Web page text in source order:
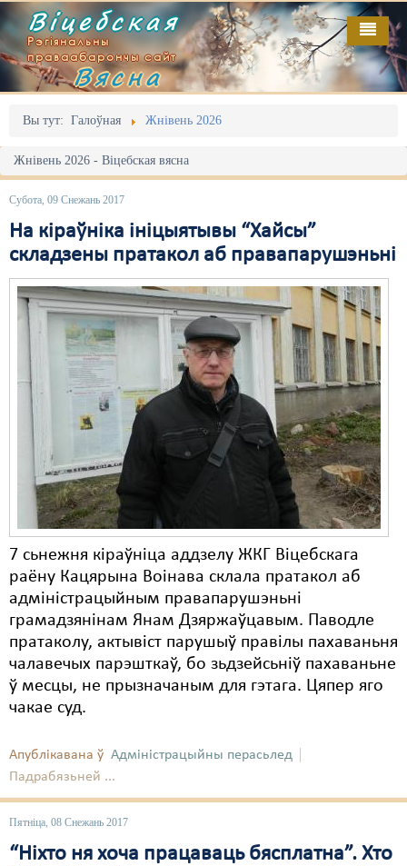
Віцебская
Рэгіянальны
праваабарончы сайт
Вясна
Вы тут: Галоўная Жнівень 2026
Жнівень 2026 - Віцебская вясна
Субота, 09 Снежань 2017
На кіраўніка ініцыятывы “Хайсы”
складзены пратакол аб правапарушэньні
7 сьнежня кіраўніца аддзелу ЖКГ Віцебскага
раёну Кацярына Воінава склала пратакол аб
адміністрацыйным правапарушэньні
грамадзянінам Янам Дзяржаўцавым. Паводле
пратаколу, актывіст парушыў правілы пахаваньня
чалавечых парэшткаў, бо зьдзейсьніў пахаваньне
ў месцы, не прызначаным для гэтага. Цяпер яго
чакае суд.
Апублікавана ў Адміністрацыйны перасьлед
Падрабязьней ...
Пятніца, 08 Снежань 2017
“Ніхто ня хоча працаваць бясплатна”. Хто
Галоўная
Адміністрацыйны перасьлед
Акцыі
Выбары
Грамадзянскія ініцыятывы
Дзяржава
Дыскрымінацыя
Затрыманьні
Карная псыхіятрыя
Культурныя правы
ЛПП
Мігранты
Мірныя сходы
Палітвязьні
Праваабаронцы
Распальваньне варожасьці
Свабода слова
Выданьні
Відэа
Пра нас
RSS